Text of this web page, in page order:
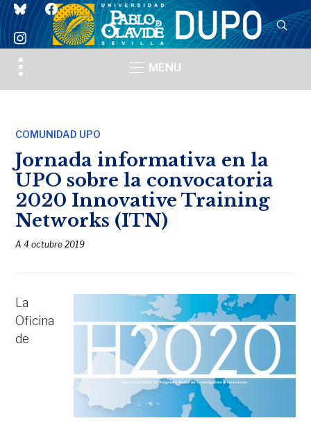
blueskyfacebook
instagram
Toggle
sidebar
MENU
COMUNIDAD UPO
Jornada informativa en la
UPO sobre la convocatoria
2020 Innovative Training
Networks (ITN)
A4 octubre 2019
La
Oficina
de